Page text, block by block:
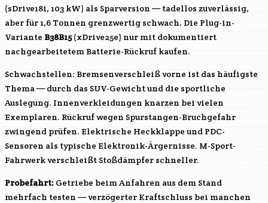
(sDrive18i, 103 kW) als Sparversion — tadellos zuverlässig,
aber für 1,6 Tonnen grenzwertig schwach. Die Plug-in-
Variante B38B15(xDrive25e) nur mit dokumentiert
nachgearbeitetem Batterie-Rückruf kaufen.
Schwachstellen: Bremsenverschleiß vorne ist das häufigste
Thema — durch das SUV-Gewicht und die sportliche
Auslegung. Innenverkleidungen knarzen bei vielen
Exemplaren. Rückruf wegen Spurstangen-Bruchgefahr
zwingend prüfen. Elektrische Heckklappe und PDC-
Sensoren als typische Elektronik-Ärgernisse. M-Sport-
Fahrwerk verschleißt Stoßdämpfer schneller.
Probefahrt: Getriebe beim Anfahren aus dem Stand
mehrfach testen — verzögerter Kraftschluss bei manchen